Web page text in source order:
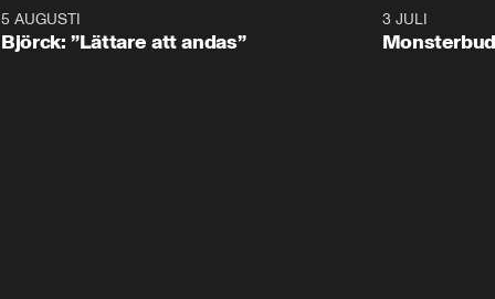
5 AUGUSTI
Björck: ”Lättare att andas”
3 JULI